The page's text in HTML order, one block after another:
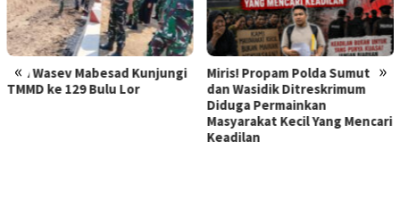
« »
Miris! Propam Polda Sumut
dan Wasidik Ditreskrimum
Masyarakat Kecil Yang Mencari
Hebat Mamak
Dilaporkan karena
Korban Pencurian
Memerasnya 250